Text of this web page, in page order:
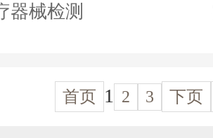
器械检测
首页 1 2 3 下页